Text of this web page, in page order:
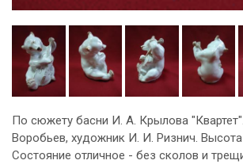
По сюжету басни И. А. Крылова
Воробьев, художник И. И. Ризнич. Высота
Состояние отличное - без сколов и